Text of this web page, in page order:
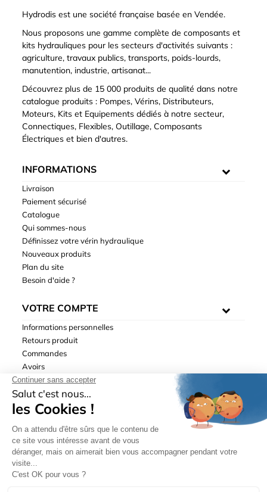
Hydrodis est une société française basée en Vendée.
Nous proposons une gamme complète de composants et
kits hydrauliques pour les secteurs d'activités suivants :
agriculture, travaux publics, transports, poids-lourds,
manutention, industrie, artisanat...
Découvrez plus de 15 000 produits de qualité dans notre
catalogue produits : Pompes, Vérins, Distributeurs,
Moteurs, Kits et Equipements dédiés à notre secteur,
Connectiques, Flexibles, Outillage, Composants
Électriques et bien d'autres.
INFORMATIONS
Livraison
Paiement sécurisé
Catalogue
Qui sommes-nous
Définissez votre vérin hydraulique
Nouveaux produits
Plan du site
Besoin d'aide ?
VOTRE COMPTE
Informations personnelles
Retours produit
Commandes
Avoirs
Adresses
Bons de réduction